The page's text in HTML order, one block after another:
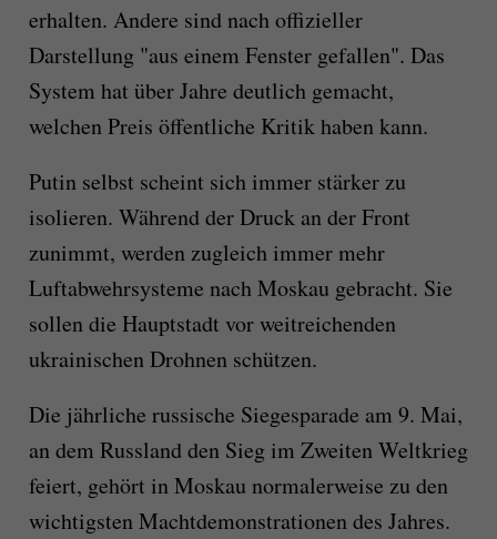
erhalten. Andere sind nach offizieller
Darstellung "aus einem Fenster gefallen". Das
System hat über Jahre deutlich gemacht,
welchen Preis öffentliche Kritik haben kann.
Putin selbst scheint sich immer stärker zu
isolieren. Während der Druck an der Front
zunimmt, werden zugleich immer mehr
Luftabwehrsysteme nach Moskau gebracht. Sie
sollen die Hauptstadt vor weitreichenden
ukrainischen Drohnen schützen.
Die jährliche russische Siegesparade am 9. Mai,
an dem Russland den Sieg im Zweiten Weltkrieg
feiert, gehört in Moskau normalerweise zu den
wichtigsten Machtdemonstrationen des Jahres.